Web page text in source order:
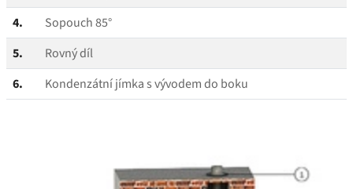
4.
Sopouch 85°
5.
Rovný díl
6.
Kondenzátní jímka s vývodem do boku